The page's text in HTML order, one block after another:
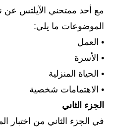
مع أحد ممتحني الآيلتس
الموضوعات ما يلي:
• العمل
• الأسرة
• الحياة المنزلية
• الاهتمامات شخصية
الجزء الثاني
في الجزء الثاني من اختبار